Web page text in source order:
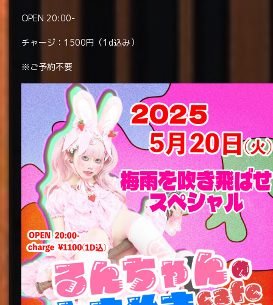
OPEN 20:00-
チャージ：1500円（1d込み）
※ご予約不要